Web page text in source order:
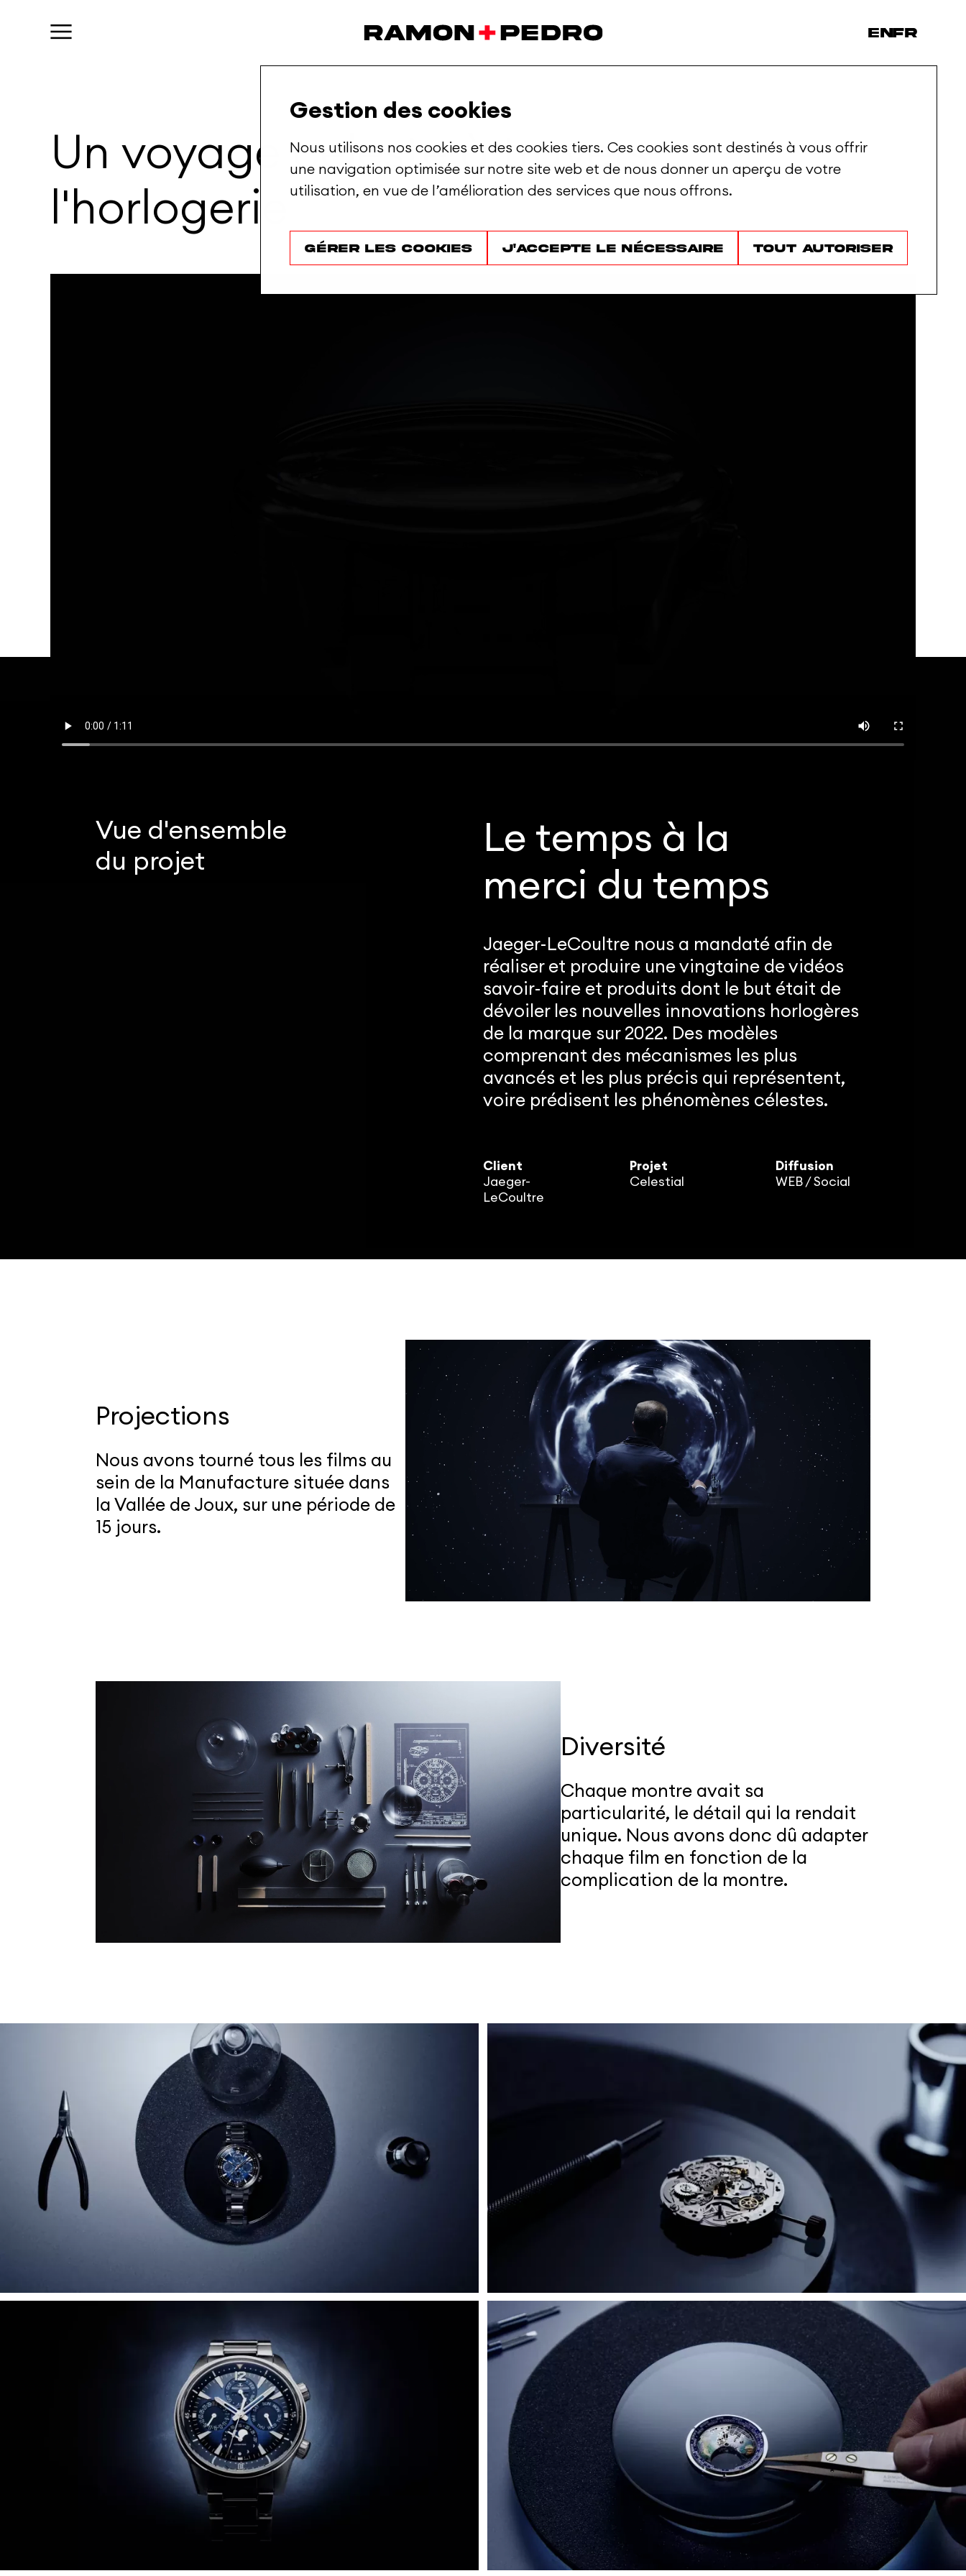
Gestion des cookies
Nous utilisons nos cookies et des cookies tiers. Ces cookies sont destinés à vous offrir
une navigation optimisée sur notre site web et de nous donner un aperçu de votre
utilisation, en vue de l’amélioration des services que nous offrons.
J'accepte le nécessaire
Gérer les cookies Tout autoriser
enfr
Unvoyagecelesteàtravers
l'horlogerie
Vue d'ensemble
du projet
Le temps à la
merci du temps
Jaeger-LeCoultre nous a mandaté afin de
réaliser et produire une vingtaine de vidéos
savoir-faire et produits dont le but était de
dévoiler les nouvelles innovations horlogères
de la marque sur 2022. Des modèles
comprenant des mécanismes les plus
avancés et les plus précis qui représentent,
voire prédisent les phénomènes célestes.
Client
Jaeger-
LeCoultre
Projet
Celestial
Diffusion
WEB / Social
Projections
Nous avons tourné tous les films au
sein de la Manufacture située dans
la Vallée de Joux, sur une période de
15 jours.
Diversité
Chaque montre avait sa
particularité, le détail qui la rendait
unique. Nous avons donc dû adapter
chaque film en fonction de la
complication de la montre.